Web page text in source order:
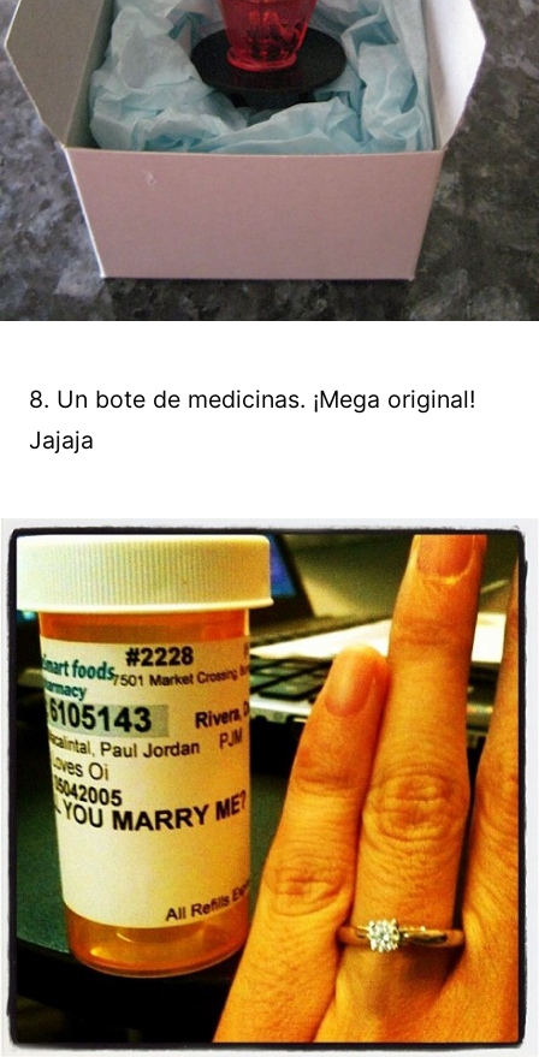
8. Un bote de medicinas. ¡Mega original!
Jajaja